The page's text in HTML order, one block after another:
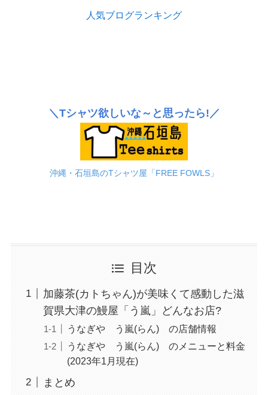
人気ブログランキング
＼Tシャツ欲しいな～と思ったら!／
沖縄・石垣島のTシャツ屋「FREE FOWLS」
目次
加藤茶(カトちゃん)が美味くて感動した滋
賀県大津の鰻屋「う嵐」どんなお店?
うなぎや う嵐(らん) の店舗情報
うなぎや う嵐(らん) のメニューと料金
(2023年1月現在)
まとめ